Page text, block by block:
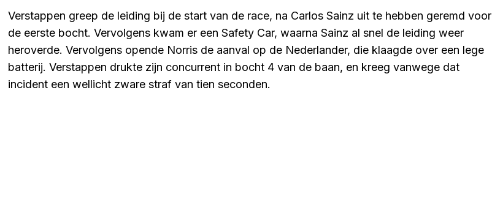
Verstappen greep de leiding bij de start van de race, na Carlos Sainz uit te hebben geremd voor
de eerste bocht. Vervolgens kwam er een Safety Car, waarna Sainz al snel de leiding weer
heroverde. Vervolgens opende Norris de aanval op de Nederlander, die klaagde over een lege
batterij. Verstappen drukte zijn concurrent in bocht 4 van de baan, en kreeg vanwege dat
incident een wellicht zware straf van tien seconden.